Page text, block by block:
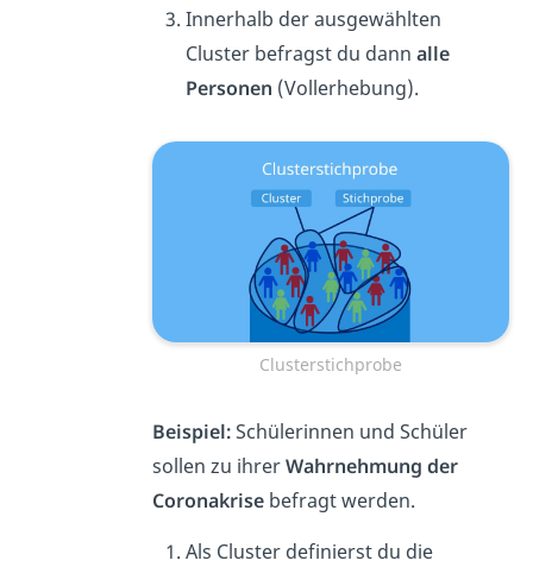
Innerhalb der ausgewählten
Cluster befragst du dann alle
Personen (Vollerhebung).
Clusterstichprobe
Beispiel:Schülerinnen und Schüler
sollen zu ihrerWahrnehmung der
Coronakrisebefragt werden.
Als Cluster definierst du die